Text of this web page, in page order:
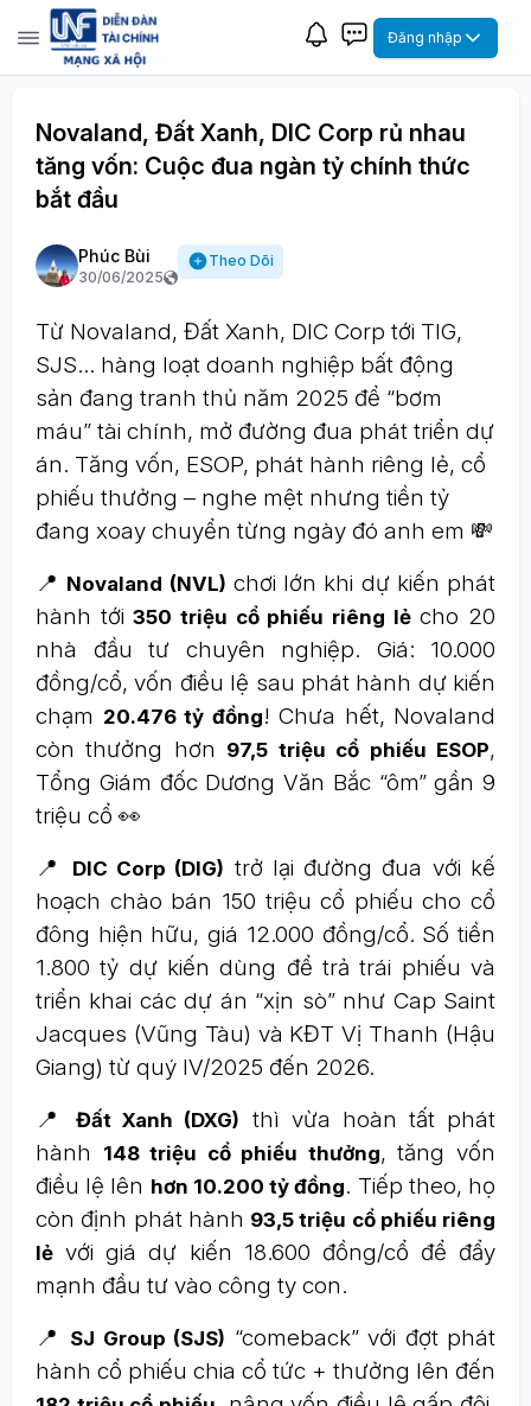
Đăng nhập
Novaland, Đất Xanh, DIC Corp rủ nhau
tăng vốn: Cuộc đua ngàn tỷ chính thức
bắt đầu
Phúc Bùi
30/06/2025
Theo Dõi
Từ Novaland, Đất Xanh, DIC Corp tới TIG,
SJS... hàng loạt doanh nghiệp bất động
sản đang tranh thủ năm 2025 để “bơm
máu” tài chính, mở đường đua phát triển dự
án. Tăng vốn, ESOP, phát hành riêng lẻ, cổ
phiếu thưởng – nghe mệt nhưng tiền tỷ
đang xoay chuyển từng ngày đó anh em 💸
📍 Novaland (NVL) chơi lớn khi dự kiến phát
hành tới350 triệu cổ phiếu riêng lẻcho 20
nhà đầu tư chuyên nghiệp. Giá: 10.000
đồng/cổ, vốn điều lệ sau phát hành dự kiến
chạm 20.476 tỷ đồng! Chưa hết, Novaland
còn thưởng hơn 97,5 triệu cổ phiếu ESOP,
Tổng Giám đốc Dương Văn Bắc “ôm” gần 9
triệu cổ 👀
📍
DIC Corp (DIG) trở lại đường đua với kế
hoạch chào bán 150 triệu cổ phiếu cho cổ
đông hiện hữu, giá 12.000 đồng/cổ. Số tiền
1.800 tỷ dự kiến dùng để trả trái phiếu và
triển khai các dự án “xịn sò” như Cap Saint
Jacques (Vũng Tàu) và KĐT Vị Thanh (Hậu
Giang) từ quý IV/2025 đến 2026.
📍Đất Xanh (DXG) thì vừa hoàn tất phát
hành
148 triệu cổ phiếu thưởng, tăng vốn
điều lệ lên hơn 10.200 tỷ đồng. Tiếp theo, họ
còn định phát hành 93,5 triệu cổ phiếu riêng
lẻ với giá dự kiến 18.600 đồng/cổ để đẩy
mạnh đầu tư vào công ty con.
📍
SJ Group (SJS) “comeback” với đợt phát
hành cổ phiếu chia cổ tức + thưởng lên đến